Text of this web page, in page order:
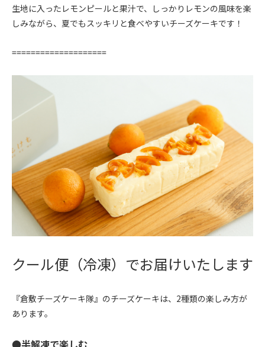
生地に入ったレモンピールと果汁で、しっかりレモンの風味を楽
しみながら、夏でもスッキリと食べやすいチーズケーキです！
====================
クール便（冷凍）でお届けいたします
『倉敷チーズケーキ隊』のチーズケーキは、2種類の楽しみ方が
あります。
●半解凍で楽しむ